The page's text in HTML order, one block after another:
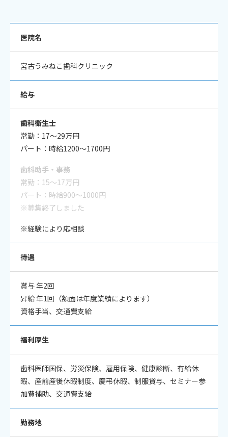
医院名
宮古うみねこ歯科クリニック
給与
歯科衛生士
常勤：17～29万円
パート：時給1200～1700円
歯科助手・事務
常勤：15～17万円
パート：時給900〜1000円
※募集終了しました
※経験により応相談
待遇
賞与 年2回
昇給 年1回（額面は年度業績によります）
資格手当、交通費支給
福利厚生
歯科医師国保、労災保険、雇用保険、健康診断、有給休
暇、産前産後休暇制度、慶弔休暇、制服貸与、セミナー参
加費補助、交通費支給
勤務地